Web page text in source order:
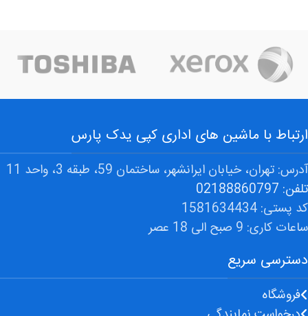
دسترسی سریع
فروشگاه
ارتباط با ماشین های اداری کپی یدک پارس
آدرس: تهران، خیابان ایرانشهر، ساختمان 59، طبقه 3، واحد 11
تلفن: 02188860797
کد پستی: 1581634434
ساعات کاری: 9 صبح الی 18 عصر